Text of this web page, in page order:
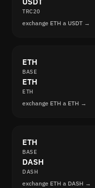
TRC20
exchange ETH a USDT →
ETH
BASE
ETH
ETH
exchange ETH a ETH →
ETH
BASE
DASH
DASH
exchange ETH a DASH →